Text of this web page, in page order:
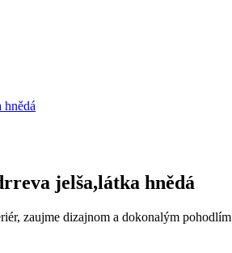
jelša,látka hnědá
zaujme dizajnom a dokonalým pohodlím